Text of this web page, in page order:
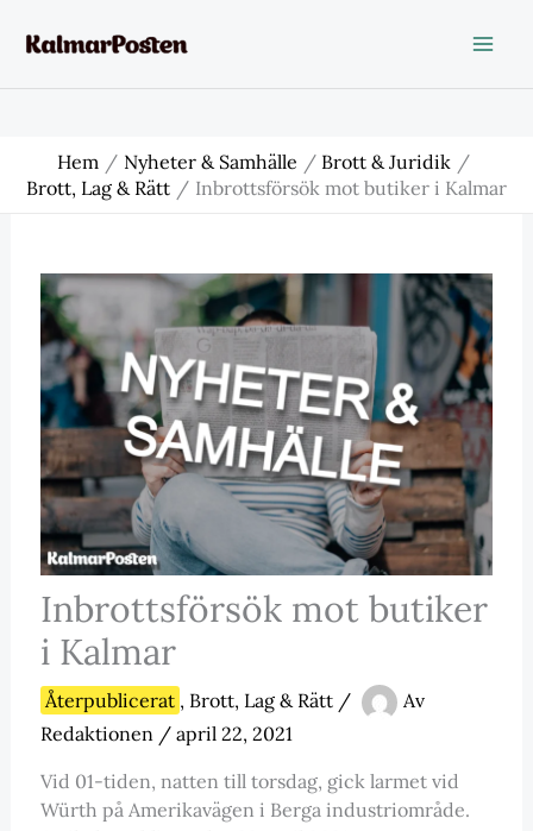
Hem Nyheter & Samhälle
Brott & Juridik
Brott, Lag & Rätt
Inbrottsförsök mot butiker i Kalmar
Inbrottsförsök mot butiker
i Kalmar
Återpublicerat , Brott, Lag & Rätt/
Av
Redaktionen / april 22, 2021
Vid 01-tiden, natten till torsdag, gick larmet vid
Würth på Amerikavägen i Berga industriområde.